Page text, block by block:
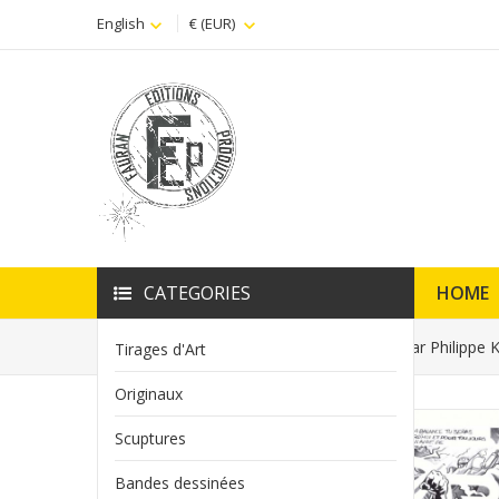
English € (EUR)
CATEGORIES
Tirages d'Art
Originaux
Scuptures
Bandes dessinées
HOME
Home Tirage d'Art Tiré à part The Orb par Philippe